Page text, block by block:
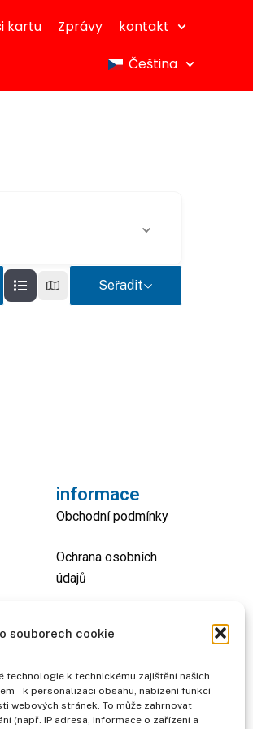
souborech cookie
technologie k technickému zajištění našich
– k personalizaci obsahu, nabízení funkcí
webových stránek. To může zahrnovat
(např. IP adresa, informace o zařízení a
kartu Zprávy
kontakt
Čeština
Seřadit
informace
Obchodní podmínky
Ochrana osobních
údajů